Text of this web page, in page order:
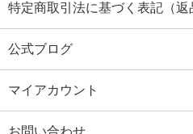
特定商取引法に基づく表記（返
公式ブログ
マイアカウント
お問い合わせ